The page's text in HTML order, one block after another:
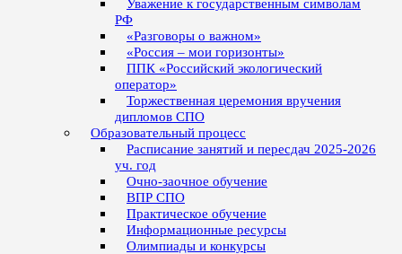
Уважение к государственным символам
РФ
«Разговоры о важном»
«Россия – мои горизонты»
ППК «Российский экологический
оператор»
Торжественная церемония вручения
дипломов СПО
Образовательный процесс
Расписание занятий и пересдач 2025-2026
уч. год
Очно-заочное обучение
ВПР СПО
Практическое обучение
Информационные ресурсы
Олимпиады и конкурсы